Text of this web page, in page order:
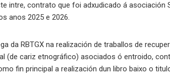
intre, contrato que foi adxudicado á asociación
anos 2025 e 2026.
da RBTGX na realización de traballos de
(de cariz etnográfico) asociados ó entroido,
fin principal a realización dun libro baixo o